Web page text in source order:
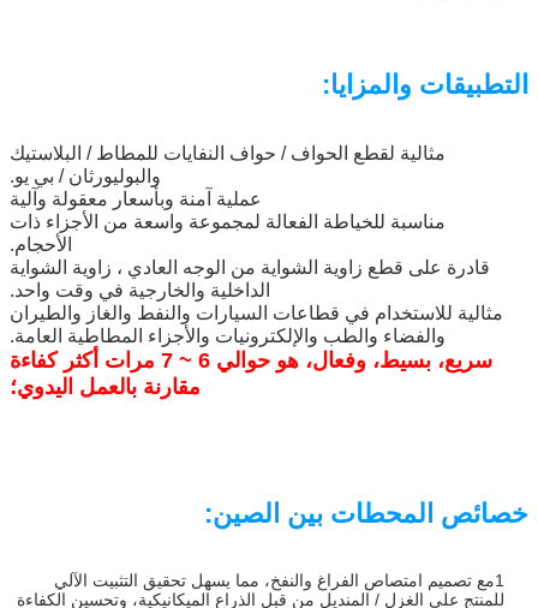
التطبيقات والمزايا:
مثالية لقطع الحواف / حواف النفايات للمطاط / البلاستيك
والبوليورثان / بي يو.
عملية آمنة وبأسعار معقولة وآلية
مناسبة للخياطة الفعالة لمجموعة واسعة من الأجزاء ذات
الأحجام.
قادرة على قطع زاوية الشواية من الوجه العادي ، زاوية الشواية
الداخلية والخارجية في وقت واحد.
مثالية للاستخدام في قطاعات السيارات والنفط والغاز والطيران
والفضاء والطب والإلكترونيات والأجزاء المطاطية العامة.
سريع، بسيط، وفعال، هو حوالي 6 ~ 7 مرات أكثر كفاءة
مقارنة بالعمل اليدوي؛
خصائص المحطات بين الصين:
1مع تصميم امتصاص الفراغ والنفخ، مما يسهل تحقيق التثبيت الآلي
للمنتج على الغزل / المنديل من قبل الذراع الميكانيكية، وتحسين الكفاءة